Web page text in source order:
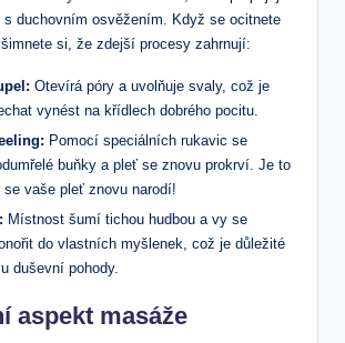
‍duchovním osvěžením. Když se ocitnete
si, že zdejší procesy zahrnují:
Otevírá póry a uvolňuje⁤ svaly, což je ​
vynést​ na křídlech dobrého pocitu.
Pomocí ​speciálních rukavic se
buňky a pleť se ⁢znovu prokrví. ⁤Je to
vaše pleť znovu narodí!
Místnost šumí ‌tichou ​hudbou⁢ a vy se
do vlastních myšlenek,‍ což ⁣je důležité
⁣duševní pohody.
aspekt masáže